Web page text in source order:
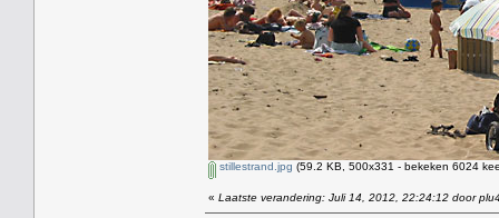
stillestrand.jpg (59.2 KB, 500x331 - bekeken 6024
« Laatste verandering: Juli 14, 2012, 22:24:12 door